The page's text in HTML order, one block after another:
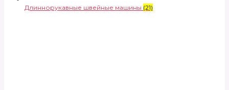
Длиннорукавные швейные машины (21)